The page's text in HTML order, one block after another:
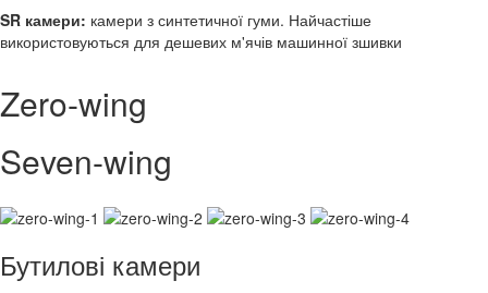
SR камери: камери з синтетичної гуми. Найчастіше
використовуються для дешевих м'ячів машинної зшивки
Zero-wing
Seven-wing
Бутилові камери